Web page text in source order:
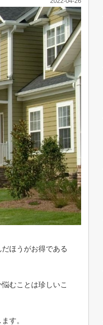
ほうがお得である
むことは珍しいこ
す。